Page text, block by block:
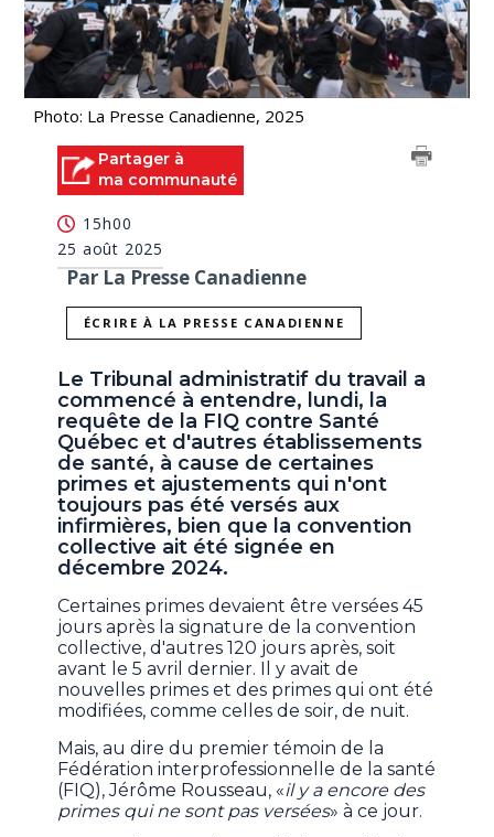
Photo: La Presse Canadienne, 2025
Partager à
ma communauté
15h00
25 août 2025
Par La Presse Canadienne
ÉCRIRE À LA PRESSE CANADIENNE
Le Tribunal administratif du travail a
commencé à entendre, lundi, la
requête de la FIQ contre Santé
Québec et d'autres établissements
de santé, à cause de certaines
primes et ajustements qui n'ont
toujours pas été versés aux
infirmières, bien que la convention
collective ait été signée en
décembre 2024.
Certaines primes devaient être versées 45
jours après la signature de la convention
collective, d'autres 120 jours après, soit
avant le 5 avril dernier. Il y avait de
nouvelles primes et des primes qui ont été
modifiées, comme celles de soir, de nuit.
Mais, au dire du premier témoin de la
Fédération interprofessionnelle de la santé
(FIQ), Jérôme Rousseau, «il y a encore des
primes qui ne sont pas versées» à ce jour.